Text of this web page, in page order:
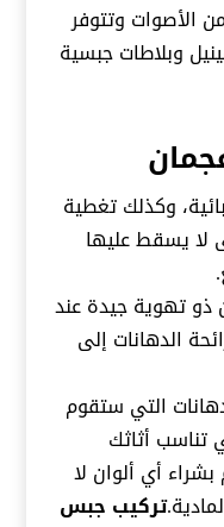
الأصوات وتتوفر
وبلاطات جبسية
وكذلك تغطية
لا يسقط عليها
تهوية جيدة عند
الدهانات إلى
التي ستقوم
تناسب أثاثك
أي ألوان لا
تركيب جبس